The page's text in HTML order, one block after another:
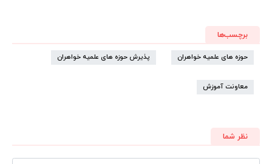
برچسب‌ها
حوزه های علمیه خواهران پذیرش حوزه های علمیه خواهران
معاونت آموزش
نظر شما